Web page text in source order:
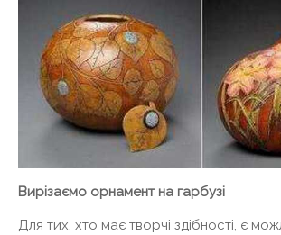
Вирізаємо орнамент на гарбузі
Для тих, хто має творчі здібності, є